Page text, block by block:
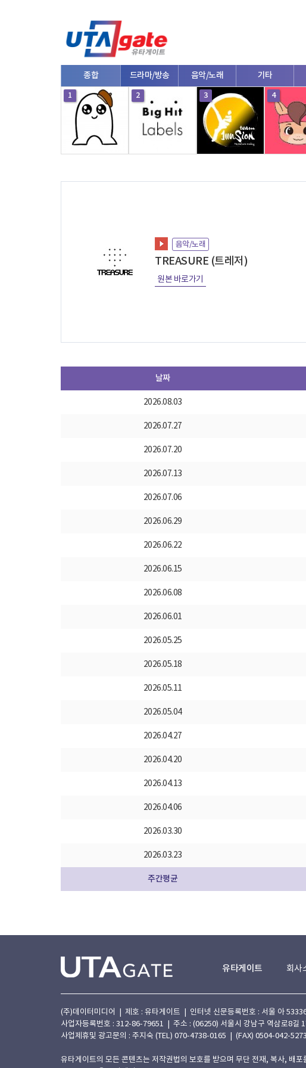
종합 드라마/방송 음악/노래 기타
1 2 3 4
음악/노래
TREASURE (트레저)
원본 바로가기
날짜
2026.08.03
2026.07.27
2026.07.20
2026.07.13
2026.07.06
2026.06.29
2026.06.22
2026.06.15
2026.06.08
2026.06.01
2026.05.25
2026.05.18
2026.05.11
2026.05.04
2026.04.27
2026.04.20
2026.04.13
2026.04.06
2026.03.30
2026.03.23
주간평균
유타게이트 회사
(주)데이터미디어 | 제호 : 유타게이트 | 인터넷 신문등록번호 : 서울 아
사업자등록번호 : 312-86-79651 | 주소 : (06250) 서울시 강남구 역삼로8길
사업제휴및 광고문의 : 주지숙 (TEL) 070-4738-0165 | (FAX) 0504-042-
유타게이트의 모든 콘텐츠는 저작권법의 보호를 받으며 무단 전재, 복사, 배포